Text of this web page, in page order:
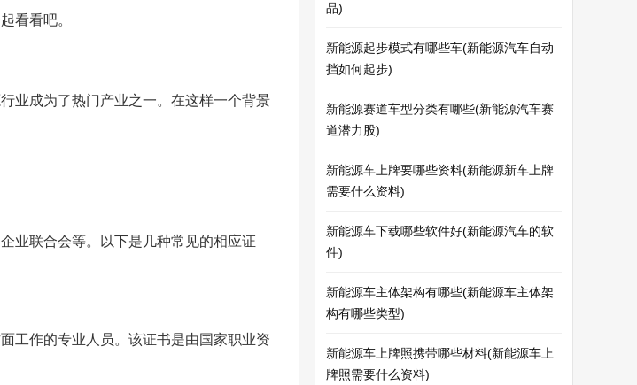
看看吧。
业成为了热门产业之一。在这样一个背景
业联合会等。以下是几种常见的相应证
工作的专业人员。该证书是由国家职业资
品)
新能源起步模式有哪些车(新能源汽车自动
挡如何起步)
新能源赛道车型分类有哪些(新能源汽车赛
道潜力股)
新能源车上牌要哪些资料(新能源新车上牌
需要什么资料)
新能源车下载哪些软件好(新能源汽车的软
件)
新能源车主体架构有哪些(新能源车主体架
构有哪些类型)
新能源车上牌照携带哪些材料(新能源车上
牌照需要什么资料)